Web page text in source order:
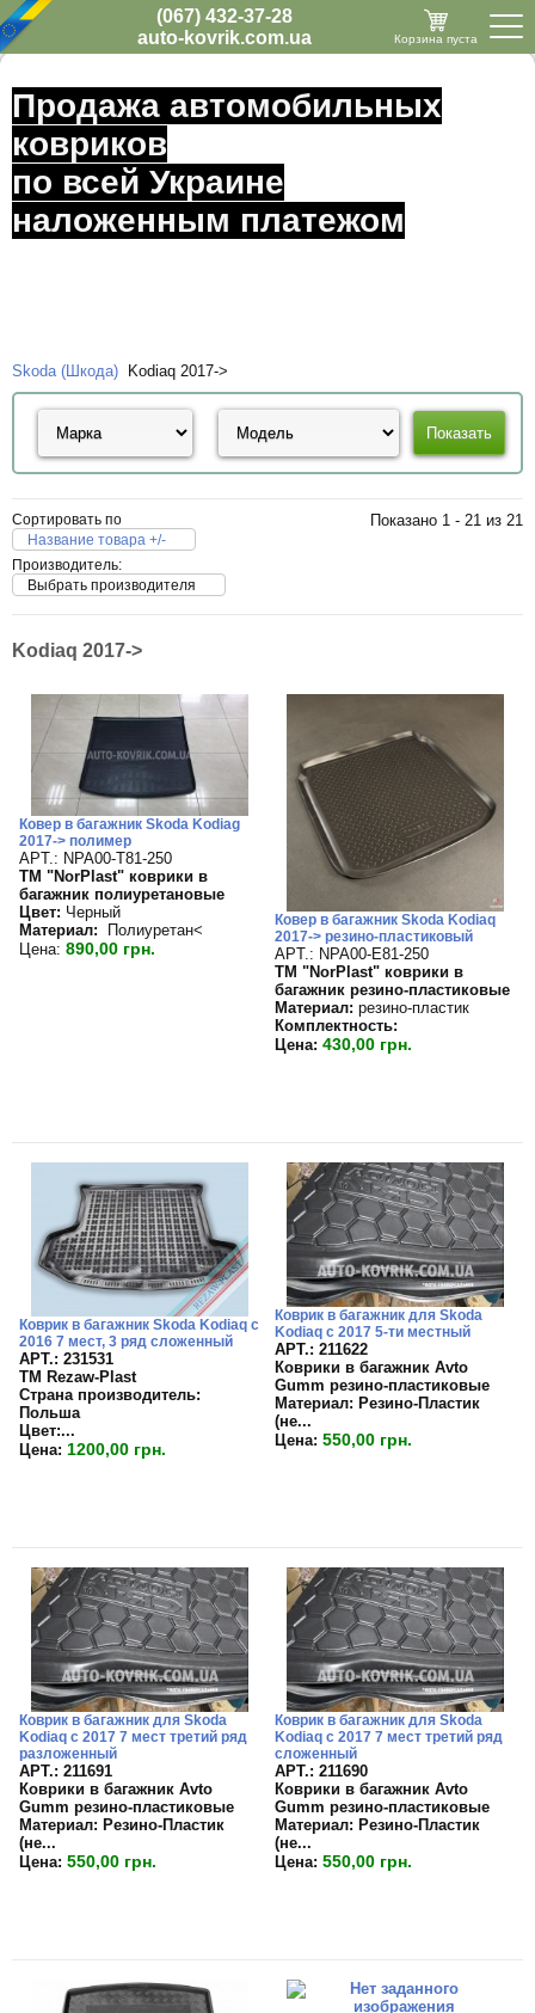
(067) 432-37-28
auto-kovrik.com.ua
Корзина пуста
Продажа автомобильных
ковриков
по всей Украине
наложенным платежом
Skoda (Шкода) Kodiaq 2017->
Сортировать по
Название товара +/-
Производитель:
Выбрать производителя
Показано 1 - 21 из 21
Kodiaq 2017->
Ковер в багажник Skoda Kodiag
2017-> полимер
APT.: NPA00-T81-250
TM "NorPlast" коврики в
багажник полиуретановые
Цвет: Черный
Материал:
Полиуретан<
Цена: 890,00 грн.
Ковер в багажник Skoda Kodiaq
2017-> резино-пластиковый
APT.: NPA00-E81-250
TM "NorPlast" коврики в
багажник резино-пластиковые
Материал: резино-пластик
Комплектность:
Цена: 430,00 грн.
Коврик в багажник Skoda Kodiaq с
2016 7 мест, 3 ряд сложенный
APT.: 231531
TM Rezaw-Plast
Страна производитель:
Польша
Цвет:...
Цена: 1200,00 грн.
Коврик в багажник для Skoda
Kodiaq с 2017 5-ти местный
APT.: 211622
Коврики в багажник Avto
Gumm резино-пластиковые
Материал: Резино-Пластик
(не...
Цена: 550,00 грн.
Коврик в багажник для Skoda
Kodiaq с 2017 7 мест третий ряд
разложенный
APT.: 211691
Коврики в багажник Avto
Gumm резино-пластиковые
Материал: Резино-Пластик
(не...
Цена: 550,00 грн.
Коврик в багажник для Skoda
Kodiaq с 2017 7 мест третий ряд
сложенный
APT.: 211690
Коврики в багажник Avto
Gumm резино-пластиковые
Материал: Резино-Пластик
(не...
Цена: 550,00 грн.